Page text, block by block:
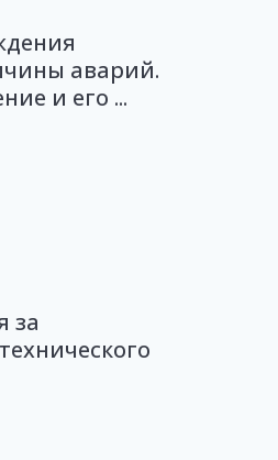
аварий.
и его ...
за